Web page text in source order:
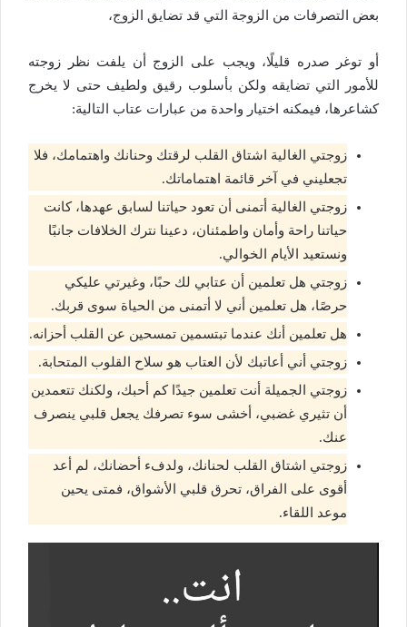
بعض التصرفات من الزوجة التي قد تضايق الزوج،
أو توغر صدره قليلًا، ويجب على الزوج أن يلفت نظر زوجته
للأمور التي تضايقه ولكن بأسلوب رقيق ولطيف حتى لا يخرج
كشاعرها، فيمكنه اختيار واحدة من عبارات عتاب التالية:
زوجتي الغالية اشتاق القلب لرقتك وحنانك واهتمامك، فلا
تجعليني في آخر قائمة اهتماماتك.
زوجتي الغالية أتمنى أن تعود حياتنا لسابق عهدها، كانت
حياتنا راحة وأمان واطمئنان، دعينا نترك الخلافات جانبًا
ونستعيد الأيام الخوالي.
زوجتي هل تعلمين أن عتابي لك حبًا، وغيرتي عليكي
حرصًا، هل تعلمين أني لا أتمنى من الحياة سوى قربك.
هل تعلمين أنك عندما تبتسمين تمسحين عن القلب أحزانه.
زوجتي أني أعاتبك لأن العتاب هو سلاح القلوب المتحابة.
زوجتي الجميلة أنت تعلمين جيدًا كم أحبك، ولكنك تتعمدين
أن تثيري غضبي، أخشى سوء تصرفك يجعل قلبي ينصرف
عنك.
زوجتي اشتاق القلب لحنانك، ولدفء أحضانك، لم أعد
أقوى على الفراق، تحرق قلبي الأشواق، فمتى يحين
موعد اللقاء.